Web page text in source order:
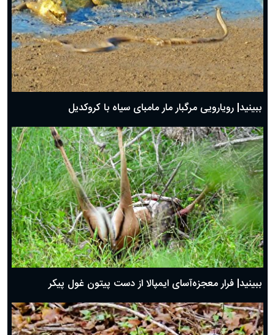
ببینید| رویارویی مرگبار مار مامبای سیاه با کروکدیل
ببینید| فرار معجزه‌آسای ایمپالا از دست پیتون غول پیکر